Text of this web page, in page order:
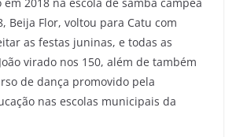
Beija Flor, voltou para Catu com
as festas juninas, e todas as
virado nos 150, além de também
de dança promovido pela
nas escolas municipais da